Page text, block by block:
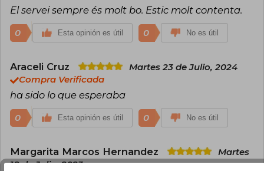
El servei sempre és molt bo. Estic molt contenta.
0 Esta opinión es útil 0 No es útil
Araceli Cruz
Martes 23 de Julio, 2024
Compra Verificada
ha sido lo que esperaba
0 Esta opinión es útil 0 No es útil
Margarita Marcos Hernandez
Martes
18 de Julio, 2023